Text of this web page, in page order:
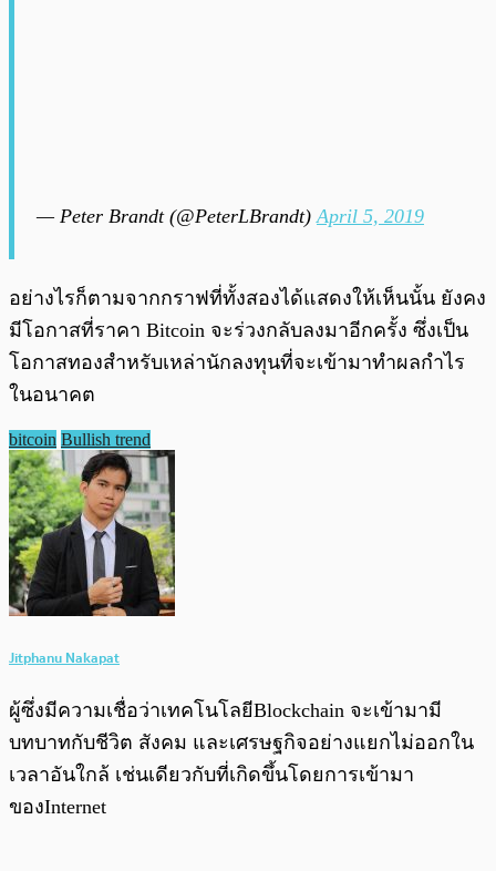
— Peter Brandt (@PeterLBrandt)April 5, 2019
อย่างไรก็ตามจากกราฟที่ทั้งสองได้แสดงให้เห็นนั้น ยังคง
มีโอกาสที่ราคา Bitcoin จะร่วงกลับลงมาอีกครั้ง ซึ่งเป็น
โอกาสทองสำหรับเหล่านักลงทุนที่จะเข้ามาทำผลกำไร
ในอนาคต
bitcoin Bullish trend
Jitphanu Nakapat
ผู้ซึ่งมีความเชื่อว่าเทคโนโลยีBlockchain จะเข้ามามี
บทบาทกับชีวิต สังคม และเศรษฐกิจอย่างแยกไม่ออกใน
เวลาอันใกล้ เช่นเดียวกับที่เกิดขึ้นโดยการเข้ามา
ของInternet